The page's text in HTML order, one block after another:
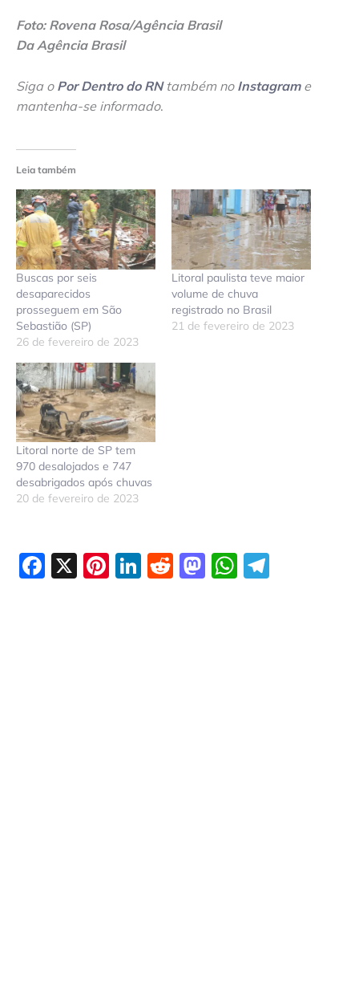
Foto: Rovena Rosa/Agência Brasil
Da Agência Brasil
Siga o Por Dentro do RNtambém no Instagrame
mantenha-se informado.
Leia também
Buscas por seis
desaparecidos
prosseguem em São
Sebastião (SP)
26 de fevereiro de 2023
Litoral paulista teve maior
volume de chuva
registrado no Brasil
21 de fevereiro de 2023
Litoral norte de SP tem
970 desalojados e 747
desabrigados após chuvas
20 de fevereiro de 2023
Facebook
X Pinterest
LinkedIn
Reddit
Mastodon